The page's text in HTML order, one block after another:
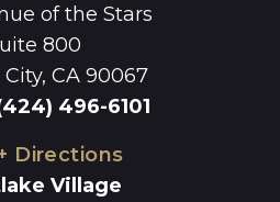
of the Stars
800
CA 90067
496-6101
Directions
Village